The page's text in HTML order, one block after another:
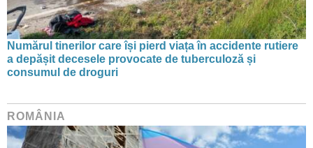
Numărul tinerilor care își pierd viața în accidente rutiere
a depășit decesele provocate de tuberculoză și
consumul de droguri
ROMÂNIA